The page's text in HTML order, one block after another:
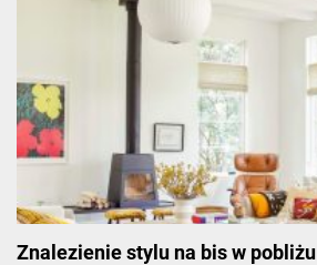
Znalezienie stylu na bis w pobliżu